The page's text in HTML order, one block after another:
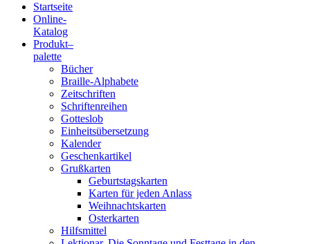
Blindenschrift-
Verlag
Druckerei
gGmbH
Startseite
Online-
Katalog
Produkt–
palette
Bücher
Braille-Alphabete
Zeitschriften
Schriftenreihen
Gotteslob
Einheitsübersetzung
Kalender
Geschenkartikel
Grußkarten
Geburtstagskarten
Karten für jeden Anlass
Weihnachtskarten
Osterkarten
Hilfsmittel